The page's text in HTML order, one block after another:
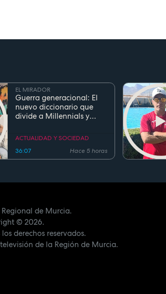
EL MIRADOR
Guerra generacional: El
nuevo diccionario que
divide a Millennials y
ACTUALIDAD Y SOCIEDAD
36:07
Hace 5 horas
de Murcia.
© 2026.
los derechos reservados.
de la Región de Murcia.